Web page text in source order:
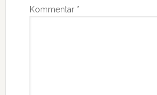
Kommentar *